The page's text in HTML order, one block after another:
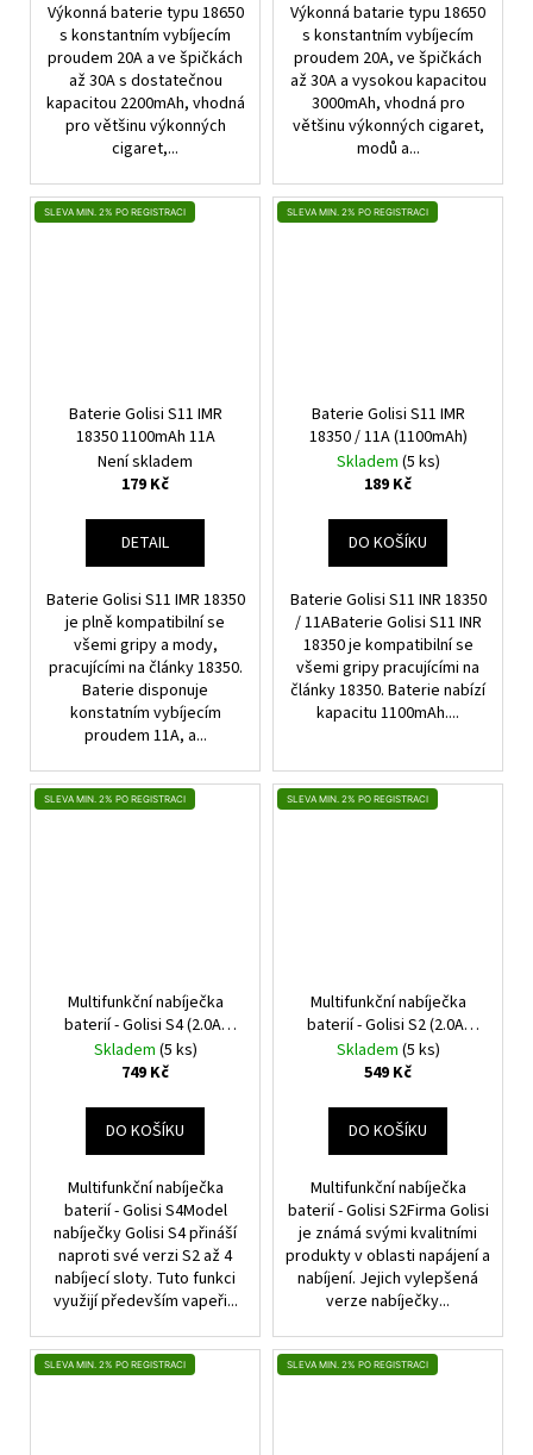
Výkonná baterie typu 18650
s konstantním vybíjecím
proudem 20A a ve špičkách
až 30A s dostatečnou
kapacitou 2200mAh, vhodná
pro většinu výkonných
cigaret,...
Výkonná batarie typu 18650
s konstantním vybíjecím
proudem 20A, ve špičkách
až 30A a vysokou kapacitou
3000mAh, vhodná pro
většinu výkonných cigaret,
modů a...
SLEVA MIN. 2% PO REGISTRACI
Baterie Golisi S11 IMR
18350 1100mAh 11A
Není skladem
179 Kč
DETAIL
Baterie Golisi S11 IMR 18350
je plně kompatibilní se
všemi gripy a mody,
pracujícími na články 18350.
Baterie disponuje
konstatním vybíjecím
proudem 11A, a...
SLEVA MIN. 2% PO REGISTRACI
Baterie Golisi S11 IMR
18350 / 11A (1100mAh)
Skladem (5 ks)
189 Kč
DO KOŠÍKU
Baterie Golisi S11 INR 18350
/ 11ABaterie Golisi S11 INR
18350 je kompatibilní se
všemi gripy pracujícími na
články 18350. Baterie nabízí
kapacitu 1100mAh....
SLEVA MIN. 2% PO REGISTRACI
Multifunkční nabíječka
baterií - Golisi S4 (2.0A)
Smart Charger (4 sloty)
Skladem (5 ks)
749 Kč
DO KOŠÍKU
Multifunkční nabíječka
baterií - Golisi S4Model
nabíječky Golisi S4 přináší
naproti své verzi S2 až 4
nabíjecí sloty. Tuto funkci
využijí především vapeři...
SLEVA MIN. 2% PO REGISTRACI
Multifunkční nabíječka
baterií - Golisi S2 (2.0A)
Smart Charger (2 sloty)
Skladem (5 ks)
549 Kč
DO KOŠÍKU
Multifunkční nabíječka
baterií - Golisi S2Firma Golisi
je známá svými kvalitními
produkty v oblasti napájení a
nabíjení. Jejich vylepšená
verze nabíječky...
SLEVA MIN. 2% PO REGISTRACI SLEVA MIN. 2% PO REGISTRACI